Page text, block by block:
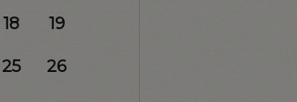
18 19
25 26